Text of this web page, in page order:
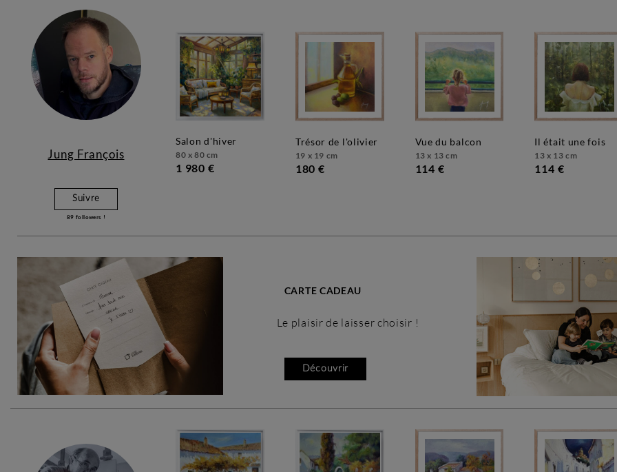
Jung François
Suivre
89 followers !
salon d'hiver
80 x 80 cm
1 980 €
trésor de l'olivier
19 x 19 cm
180 €
vue du balcon
13 x 13 cm
114 €
il était une fois
13 x 13 cm
114 €
CARTE CADEAU
Le plaisir de laisser choisir !
Découvrir